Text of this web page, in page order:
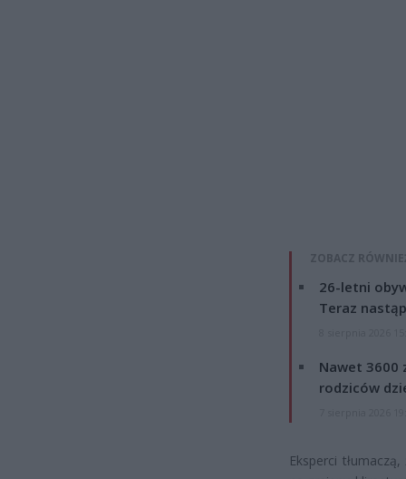
ZOBACZ
26-letni
Teraz
Nawet 3600
rodziców
Eksperci